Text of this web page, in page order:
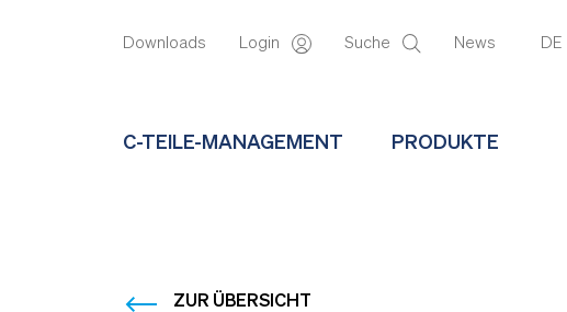
Downloads Login Suche News DE
C-TEILE-MANAGEMENT PRODUKTE
ZUR ÜBERSICHT